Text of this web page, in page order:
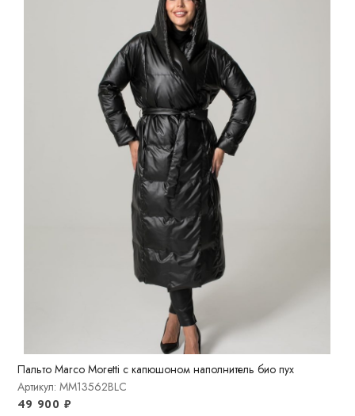
Пальто Marco Moretti с капюшоном наполнитель био пух
Артикул: MM13562BLC
49 900 ₽